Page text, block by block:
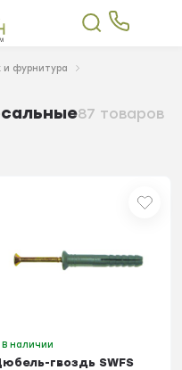
фурнитура
87 товаров
В наличии
гвоздь SWFS